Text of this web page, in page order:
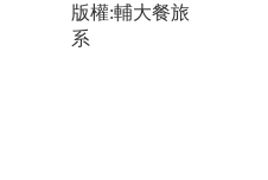
版權:輔大餐旅
系